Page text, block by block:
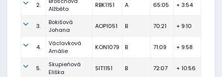
2.
Alžběta
RBK1151 A 65:05 + 3:54
3.
Bokišová
Johana
AOP1051 B 70:21 + 9:10
4.
Václavková
Amálie
KON1079 B 71:09 + 9:58
5.
Skupieńová
Eliška
SIT1151 B 72:07 + 10:56